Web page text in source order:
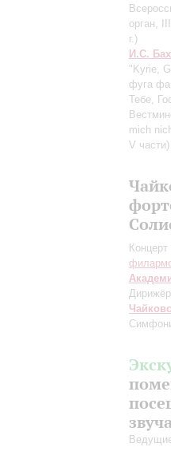
орган,
г.)
И.С. Бах
"Kyrie,
фуга
Тебе,
mich
V части)